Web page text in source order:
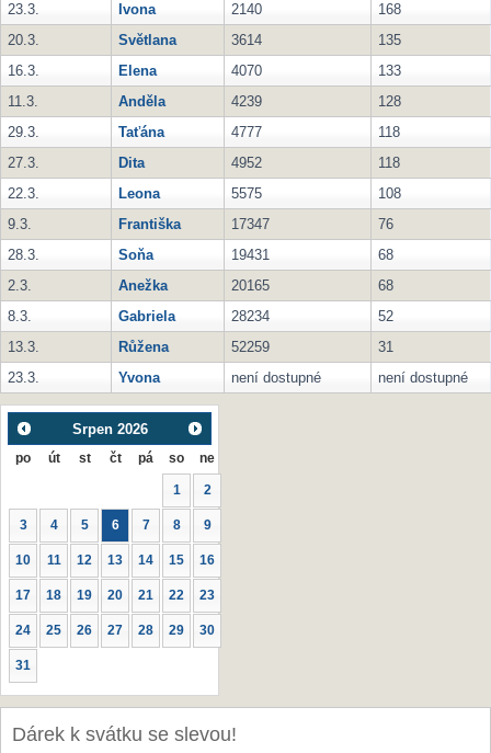
23.3.
Ivona 2140
168
20.3.
Světlana 3614
135
16.3.
Elena 4070
133
11.3.
Anděla 4239
128
29.3.
Taťána 4777
118
27.3.
Dita 4952
118
22.3.
Leona 5575
108
9.3.
Františka 17347
76
28.3.
Soňa 19431
68
2.3.
Anežka 20165
68
8.3.
Gabriela 28234
52
13.3.
Růžena 52259
31
23.3.
Yvona není dostupné není dostupné
Srpen 2026
po út st čt pá so ne
1 2
3 4 5 6 7 8 9
10 11 12 13 14 15 16
17 18 19 20 21 22 23
24 25 26 27 28 29 30
31
Dárek k svátku se slevou!